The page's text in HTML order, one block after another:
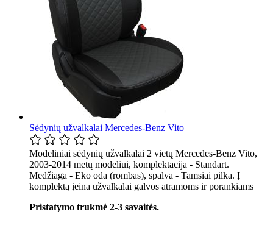
Sėdynių užvalkalai Mercedes-Benz Vito
Modeliniai sėdynių užvalkalai 2 vietų Mercedes-Benz Vito,
2003-2014 metų modeliui, komplektacija - Standart.
Medžiaga - Eko oda (rombas), spalva - Tamsiai pilka. Į
komplektą įeina užvalkalai galvos atramoms ir porankiams
Pristatymo trukmė 2-3 savaitės.